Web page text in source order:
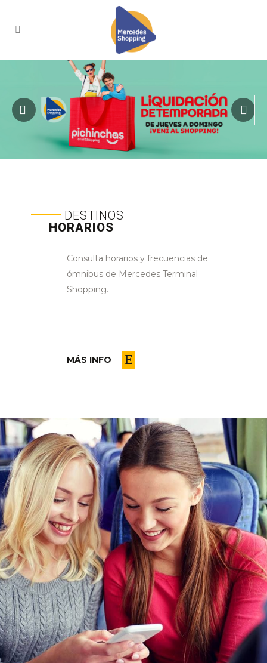
DESTINOS
HORARIOS
Consulta horarios y frecuencias de
ómnibus de Mercedes Terminal
Shopping.
MÁS INFO